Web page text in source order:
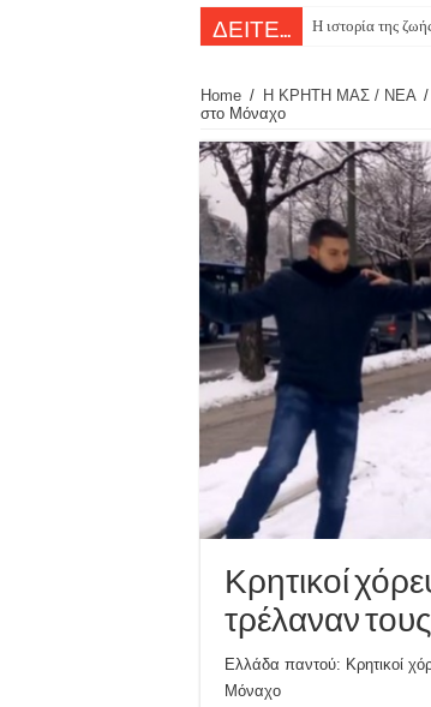
ΔΕΙΤΕ... Η ιστορία της
Home / Η ΚΡΗΤΗ ΜΑΣ / ΝΕΑ /
στο Μόναχο
Κρητικοί
τρέλαναν
Ελλάδα παντού: Κρητικοί
Μόναχο